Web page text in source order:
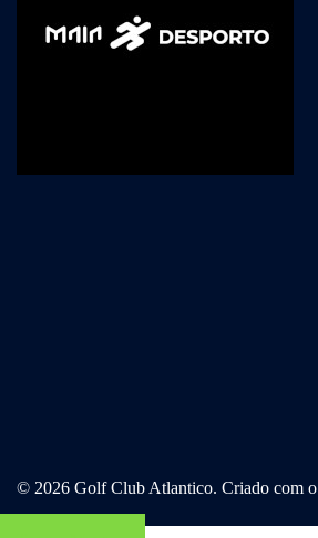
© 2026 Golf Club Atlantico. Criado com o